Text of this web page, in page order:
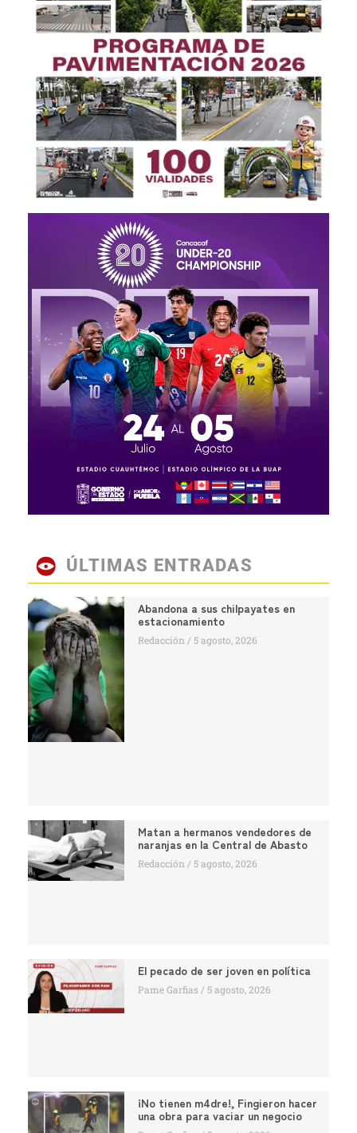
ÚLTIMAS ENTRADAS
Abandona a sus chilpayates en
estacionamiento
Redacción 5 agosto, 2026
Matan a hermanos vendedores de
naranjas en la Central de Abasto
Redacción 5 agosto, 2026
El pecado de ser joven en política
Pame Garfias 5 agosto, 2026
¡No tienen m4dre!, Fingieron hacer
una obra para vaciar un negocio